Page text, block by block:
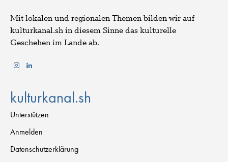
Mit lokalen und regionalen Themen bilden wir auf
kulturkanal.sh in diesem Sinne das kulturelle
Geschehen im Lande ab.
kulturkanal.sh
Unterstützen
Anmelden
Datenschutzerklärung